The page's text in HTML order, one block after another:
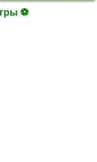
⚽